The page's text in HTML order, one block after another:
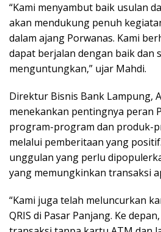
“Kami menyambut baik usulan
akan mendukung penuh
dalam ajang Porwanas. Kami
dapat berjalan dengan baik dan
menguntungkan,” ujar Mahdi.
Direktur Bisnis Bank Lampung,
menekankan pentingnya peran
program-program dan produk-
melalui pemberitaan yang
unggulan yang perlu
yang memungkinkan transaksi
“Kami juga telah meluncurkan
QRIS di Pasar Panjang. Ke